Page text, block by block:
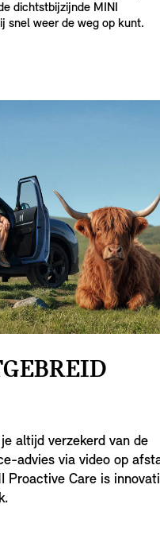
dichtstbijzijnde MINI
snel weer de weg op kunt.
altijd verzekerd van de
advies via video op
Proactive Care is